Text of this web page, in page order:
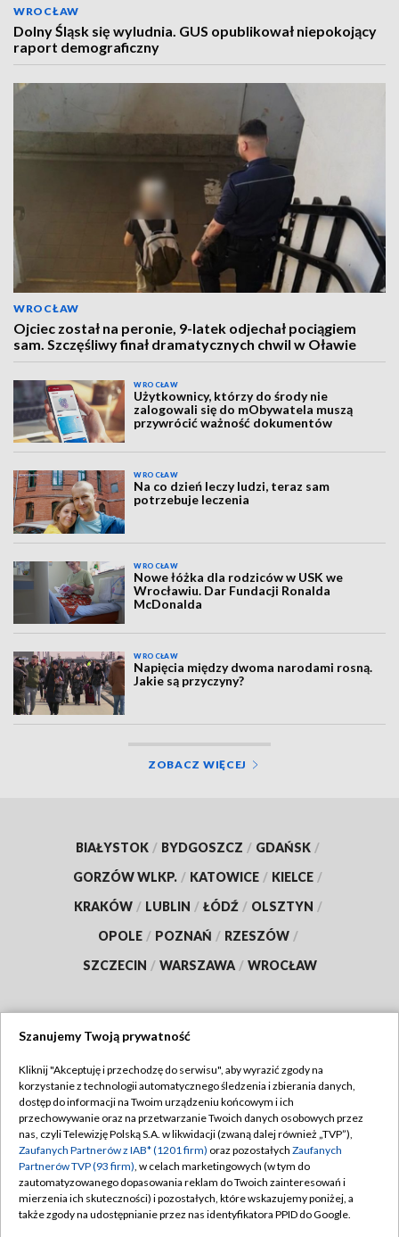
WROCŁAW
Dolny Śląsk się wyludnia. GUS opublikował niepokojący
raport demograficzny
WROCŁAW
Ojciec został na peronie, 9-latek odjechał pociągiem
sam. Szczęśliwy finał dramatycznych chwil w Oławie
WROCŁAW
Użytkownicy, którzy do środy nie
zalogowali się do mObywatela muszą
przywrócić ważność dokumentów
WROCŁAW
Na co dzień leczy ludzi, teraz sam
potrzebuje leczenia
WROCŁAW
Nowe łóżka dla rodziców w USK we
Wrocławiu. Dar Fundacji Ronalda
McDonalda
WROCŁAW
Napięcia między dwoma narodami rosną.
Jakie są przyczyny?
ZOBACZ WIĘCEJ
BIAŁYSTOK / BYDGOSZCZ / GDAŃSK /
GORZÓW WLKP. / KATOWICE / KIELCE /
KRAKÓW / LUBLIN / ŁÓDŹ / OLSZTYN /
OPOLE / POZNAŃ / RZESZÓW /
SZCZECIN / WARSZAWA / WROCŁAW
TVP
Abonament TVP
Emisja w TVP
Centrum informacji TVP
Naziemna Telewizja Cyfrowa
Regulamin TVP
Polityka prywatności
Moje zgody
Pomoc
Szanujemy Twoją prywatność
Kliknij "Akceptuję i przechodzę do serwisu", aby wyrazić zgody na
korzystanie z technologii automatycznego śledzenia i zbierania danych,
dostęp do informacji na Twoim urządzeniu końcowym i ich
przechowywanie oraz na przetwarzanie Twoich danych osobowych przez
nas, czyli Telewizję Polską S.A. w likwidacji (zwaną dalej również „TVP”),
Zaufanych Partnerów z IAB* (1201 firm) oraz pozostałych Zaufanych
Partnerów TVP (93 firm), w celach marketingowych (w tym do
zautomatyzowanego dopasowania reklam do Twoich zainteresowań i
mierzenia ich skuteczności) i pozostałych, które wskazujemy poniżej, a
także zgody na udostępnianie przez nas identyfikatora PPID do Google.